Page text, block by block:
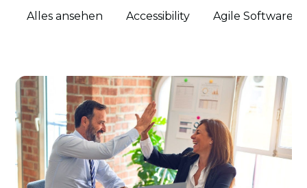
Alles ansehen Accessibility Agile Software